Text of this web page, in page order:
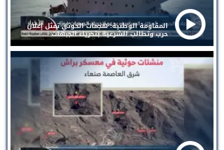
المقاومة الوطنية: هجمات الحوثي تمثل إعلان
حرب وتطالب الشرعية بتحريك الجبهات